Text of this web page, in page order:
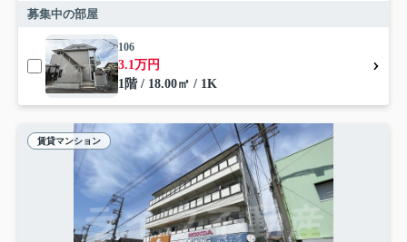
募集中の部屋
106
3.1万円
1階 / 18.00㎡ / 1K
賃貸マンション